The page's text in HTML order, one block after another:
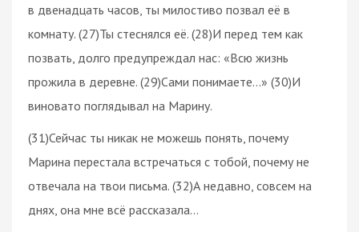
в двенадцать часов, ты милостиво позвал её в
комнату. (27)Ты стеснялся её. (28)И перед тем как
позвать, долго предупреждал нас: «Всю жизнь
прожила в деревне. (29)Сами понимаете…» (30)И
виновато поглядывал на Марину.
(31)Сейчас ты никак не можешь понять, почему
Марина перестала встречаться с тобой, почему не
отвечала на твои письма. (32)А недавно, совсем на
днях, она мне всё рассказала…